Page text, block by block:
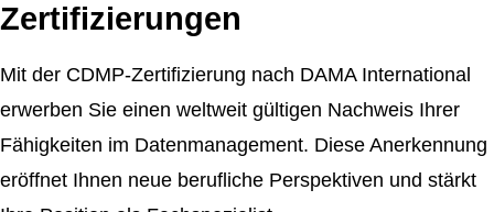
Zertifizierungen
Mit der CDMP-Zertifizierung nach DAMA International
erwerben Sie einen weltweit gültigen Nachweis Ihrer
Fähigkeiten im Datenmanagement. Diese Anerkennung
eröffnet Ihnen neue berufliche Perspektiven und stärkt